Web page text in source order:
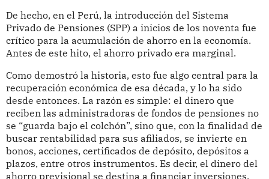
De hecho, en el Perú, la introducción del Sistema
Privado de Pensiones (SPP) a inicios de los noventa fue
crítico para la acumulación de ahorro en la economía.
Antes de este hito, el ahorro privado era marginal.
Como demostró la historia, esto fue algo central para la
recuperación económica de esa década, y lo ha sido
desde entonces. La razón es simple: el dinero que
reciben las administradoras de fondos de pensiones no
se “guarda bajo el colchón”, sino que, con la finalidad de
buscar rentabilidad para sus afiliados, se invierte en
bonos, acciones, certificados de depósito, depósitos a
plazos, entre otros instrumentos. Es decir, el dinero del
ahorro previsional se destina a financiar inversiones,